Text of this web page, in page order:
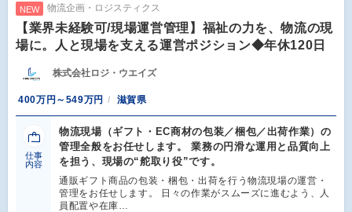
NEW 物流企画・ロジスティクス
【業界未経験可/現場運営管理】福祉の力を、物流の現
場に。人と現場を支える運営ポジション◆年休120日
株式会社ロジ・ウエイズ
400万円～549万円 滋賀県
仕事
内容
物流現場（ギフト・EC商材の包装／梱包／出荷作業）の
管理全般をお任せします。 業務の円滑な運用と品質向上
を担う、現場の“舵取り役”です。
通販ギフト商品の包装・梱包・出荷を行う物流現場の運営・
管理をお任せします。 日々の作業がスムーズに進むよう、人
員配置や在庫…